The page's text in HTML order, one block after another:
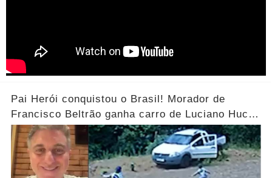
Pai Herói conquistou o Brasil! Morador de
Francisco Beltrão ganha carro de Luciano Huck
após vídeo dos filhos viralizar.... Ver mais